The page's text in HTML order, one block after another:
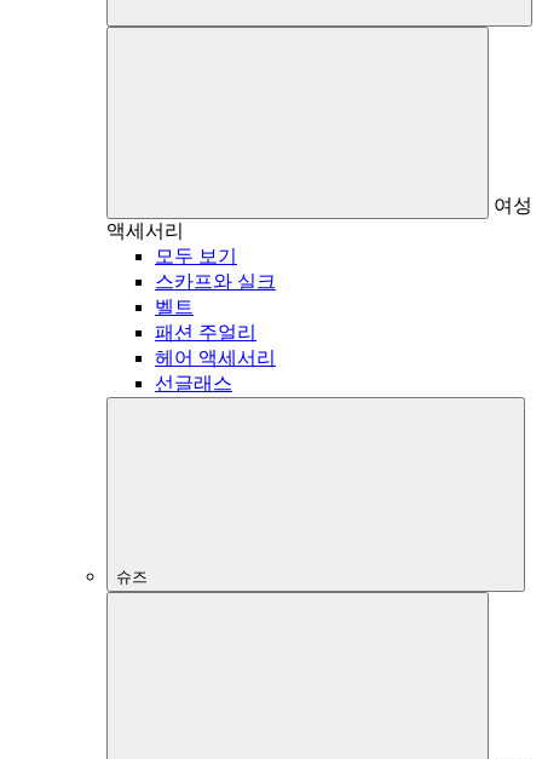
여성
액세서리
모두 보기
스카프와 실크
벨트
패션 주얼리
헤어 액세서리
선글래스
슈즈